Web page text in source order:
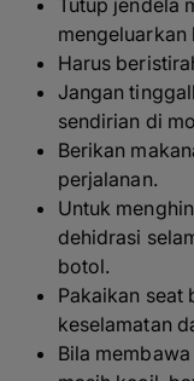
Tutup jendela
mengeluarkan
Harus
Jangan
sendirian di
Berikan
perjalanan.
Untuk
dehidrasi
botol.
Pakaikan seat
keselamatan
Bila